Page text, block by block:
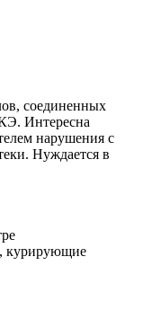
соединенных
Интересна
нарушения с
Нуждается в
курирующие